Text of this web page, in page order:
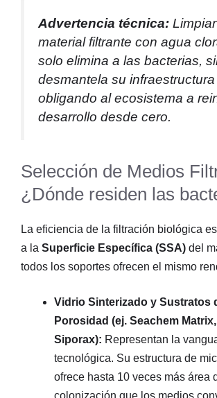
Advertencia técnica:
material filtrante con agua
solo elimina a las bacterias,
desmantela su
obligando al ecosistema a
desarrollo desde cero.
Selección de Medios
¿Dónde residen las
La eficiencia de la filtración biológica
a la Superficie Específica (SSA) del
todos los soportes ofrecen el mismo
Vidrio Sinterizado y Sustratos
Porosidad (ej. Seachem
Siporax): Representan la
tecnológica. Su estructura de
ofrece hasta 10 veces más área
colonización que los medios